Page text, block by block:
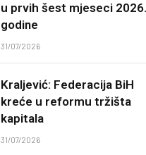
u prvih šest mjeseci 2026.
godine
31/07/2026
Kraljević: Federacija BiH
kreće u reformu tržišta
kapitala
31/07/2026